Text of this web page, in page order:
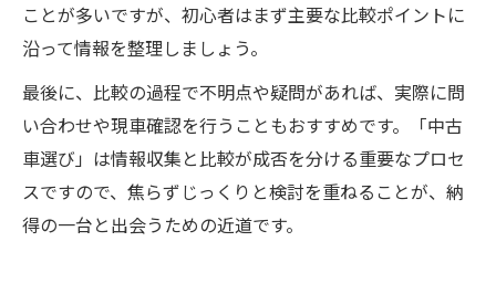
ことが多いですが、初心者はまず主要な比較ポイントに
沿って情報を整理しましょう。
最後に、比較の過程で不明点や疑問があれば、実際に問
い合わせや現車確認を行うこともおすすめです。「中古
車選び」は情報収集と比較が成否を分ける重要なプロセ
スですので、焦らずじっくりと検討を重ねることが、納
得の一台と出会うための近道です。